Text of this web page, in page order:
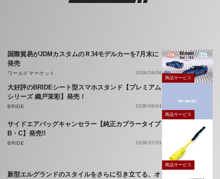
国際貿易がJDMカスタムのＲ34モデルカーを7月末に
発売
ワールドマーケット
2026/08/06
商品サービス
大好評のBRIDEシート型スマホスタンド【プレミアム
シリーズ 織戸茉彩】発売！
BRIDE
2026/08/04
商品サービス
サイドエアバッグキャンセラー【純正カプラータイプ
B・C】発売!!
BRIDE 2026/07/31
商品サービス
新型エルグランドのスタイルをさらに引き立てる、オ